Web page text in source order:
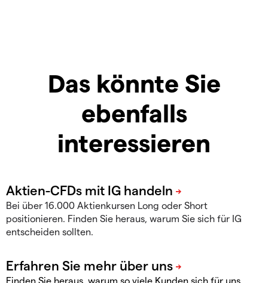
Das könnte Sie
ebenfalls
interessieren
Bei über 16.000 Aktienkursen Long oder Short
positionieren. Finden Sie heraus, warum Sie sich für IG
entscheiden sollten.
Finden Sie heraus, warum so viele Kunden sich für uns